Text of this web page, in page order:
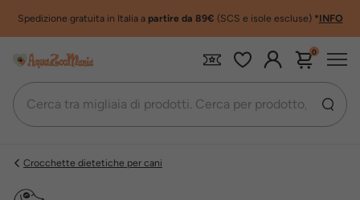
Spedizione gratuita in Italia a partire da 89€ (SCS e isole escluse) *INFO
0
Crocchette dietetiche per cani